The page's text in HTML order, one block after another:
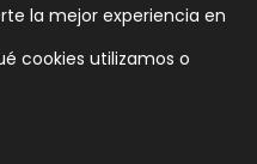
la mejor experiencia en
cookies utilizamos o